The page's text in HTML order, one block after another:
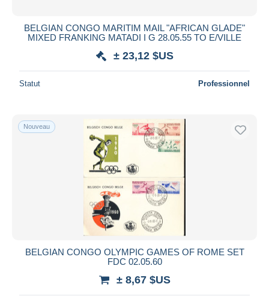
BELGIAN CONGO MARITIM MAIL "AFRICAN GLADE"
MIXED FRANKING MATADI I G 28.05.55 TO E/VILLE
± 23,12 $US
Statut Professionnel
Nouveau
BELGIAN CONGO OLYMPIC GAMES OF ROME SET
FDC 02.05.60
± 8,67 $US